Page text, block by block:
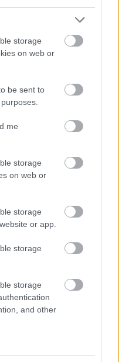
storage
on web or
be sent to
me
storage
on web or
storage
or app.
storage
storage
and other
1,40€ – 14,00€
αποξηραμένο με
1,10
11,00€
Επιλογή